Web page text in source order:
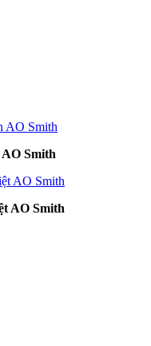
Smith
AO Smith